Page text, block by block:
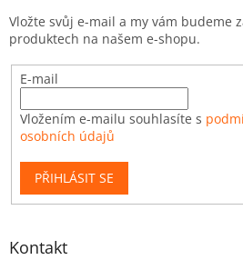
Vložte svůj e-mail a my vám budeme
produktech na našem e-shopu.
E-mail
Vložením e-mailu souhlasíte s
osobních údajů
PŘIHLÁSIT SE
Kontakt